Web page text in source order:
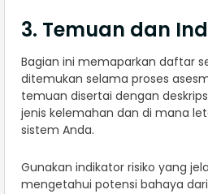
3. Temuan dan
Bagian ini memaparkan daftar
ditemukan selama proses
temuan disertai dengan
jenis kelemahan dan di mana
sistem Anda.
Gunakan indikator risiko yang
mengetahui potensi bahaya